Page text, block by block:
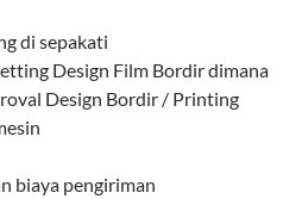
di sepakati
Design Film Bordir dimana
Design Bordir / Printing
biaya pengiriman